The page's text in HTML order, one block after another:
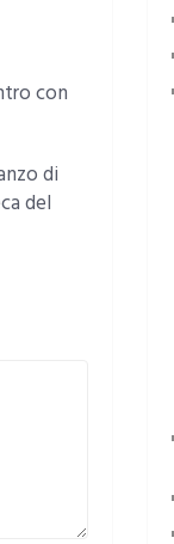
con
di
del